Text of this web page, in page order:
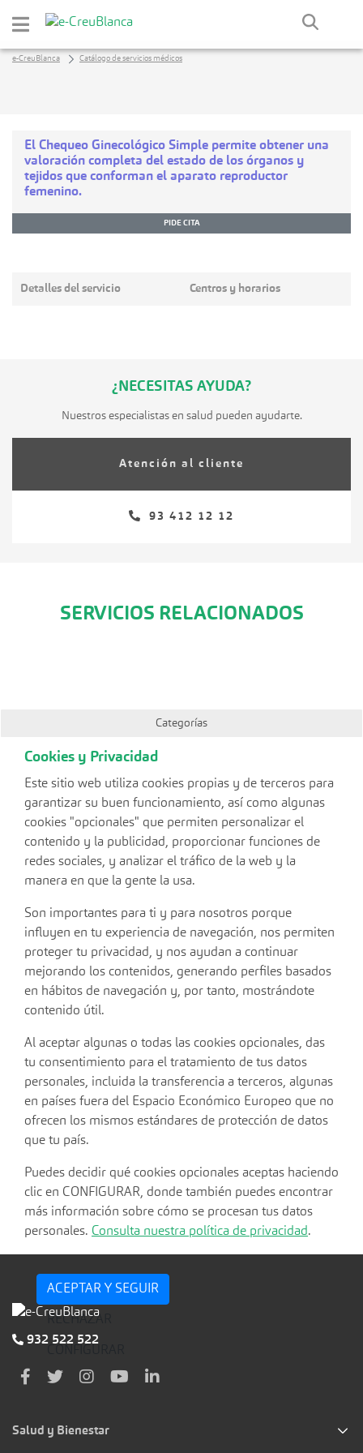
Saltar al contenido principal
e-CreuBlanca Catálogo de servicios médicos
El Chequeo Ginecológico Simple permite obtener una
valoración completa del estado de los órganos y
tejidos que conforman el aparato reproductor
femenino.
PIDE CITA
Detalles del servicio Centros y horarios
¿NECESITAS AYUDA?
Nuestros especialistas en salud pueden ayudarte.
Atención al cliente
93 412 12 12
SERVICIOS RELACIONADOS
Categorías
Cookies y Privacidad
Este sitio web utiliza cookies propias y de terceros para
garantizar su buen funcionamiento, así como algunas
cookies "opcionales" que permiten personalizar el
contenido y la publicidad, proporcionar funciones de
redes sociales, y analizar el tráfico de la web y la
manera en que la gente la usa.
Son importantes para ti y para nosotros porque
influyen en tu experiencia de navegación, nos permiten
proteger tu privacidad, y nos ayudan a continuar
mejorando los contenidos, generando perfiles basados
en hábitos de navegación y, por tanto, mostrándote
contenido útil.
Al aceptar algunas o todas las cookies opcionales, das
tu consentimiento para el tratamiento de tus datos
personales, incluida la transferencia a terceros, algunas
en países fuera del Espacio Económico Europeo que no
ofrecen los mismos estándares de protección de datos
que tu país.
Puedes decidir qué cookies opcionales aceptas haciendo
clic en CONFIGURAR, donde también puedes encontrar
más información sobre cómo se procesan tus datos
personales. Consulta nuestra política de privacidad.
ACEPTAR Y SEGUIR
RECHAZAR
932 522 522
Salud y Bienestar